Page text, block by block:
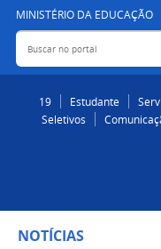
MINISTÉRIO DA EDUCAÇÃO
Buscar no portal
19
Estudante
Seletivos
NOTÍCIAS